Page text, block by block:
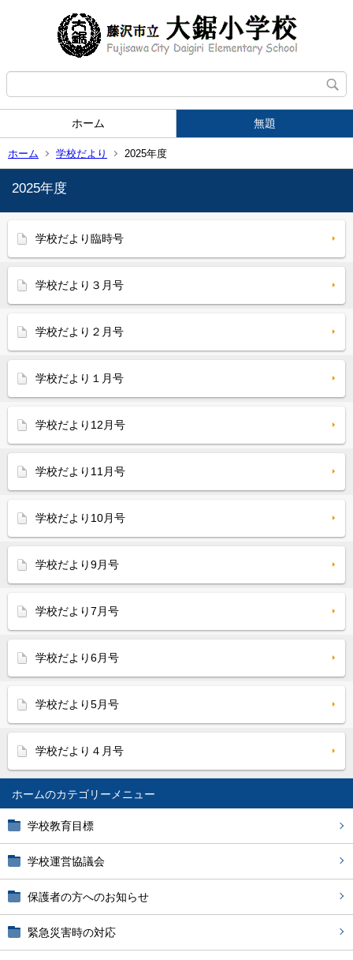
ホーム 無題
ホーム 学校だより 2025年度
ホーム
学校教育目標
学校運営協議会
保護者の方へのお知らせ
緊急災害時の対応
2025年度
学校だより臨時号
学校だより３月号
学校だより２月号
学校だより１月号
学校だより12月号
学校だより11月号
学校だより10月号
学校だより9月号
学校だより7月号
学校だより6月号
学校だより5月号
学校だより４月号